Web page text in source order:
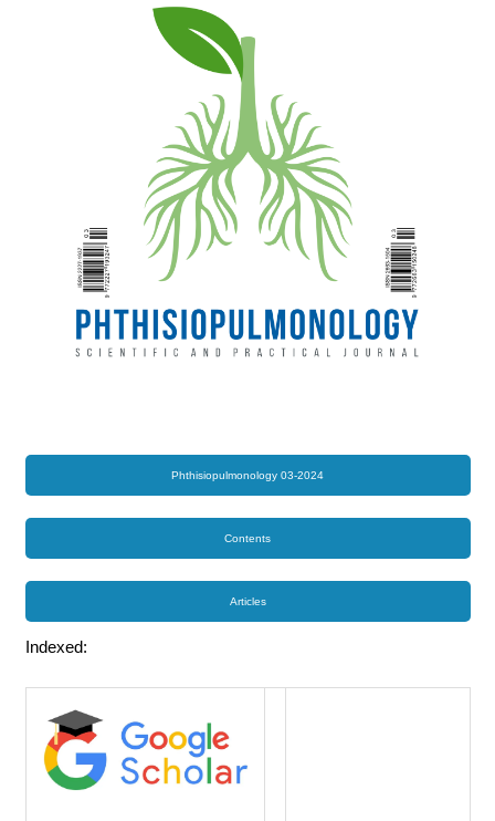
Phthisiopulmonology 03-2024
Contents
Articles
Indexed: